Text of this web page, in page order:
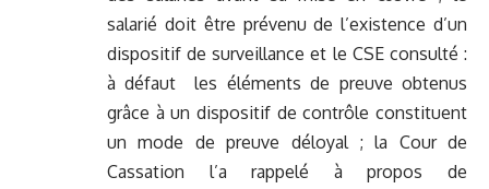
salarié doit être prévenu de l’existence d’un
dispositif de surveillance et le CSE consulté :
à défaut les éléments de preuve obtenus
grâce à un dispositif de contrôle constituent
un mode de preuve déloyal ; la Cour de
Cassation l’a rappelé à propos de